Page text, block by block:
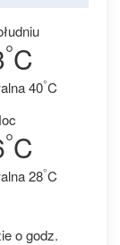
°C
40°C
°C
28°C
o godz.